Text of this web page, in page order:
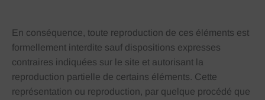
En conséquence, toute reproduction de ces éléments est
formellement interdite sauf dispositions expresses
contraires indiquées sur le site et autorisant la
reproduction partielle de certains éléments. Cette
représentation ou reproduction, par quelque procédé que